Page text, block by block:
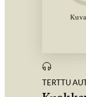
TERTTU